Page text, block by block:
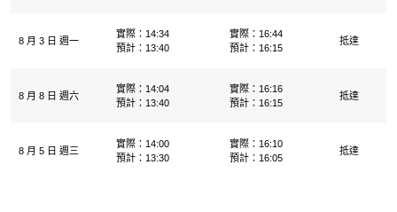
8 月 3 日 週一
實際：14:34
預計：13:40
實際：16:44
預計：16:15
抵達
8 月 8 日 週六
實際：14:04
預計：13:40
實際：16:16
預計：16:15
抵達
8 月 5 日 週三
實際：14:00
預計：13:30
實際：16:10
預計：16:05
抵達